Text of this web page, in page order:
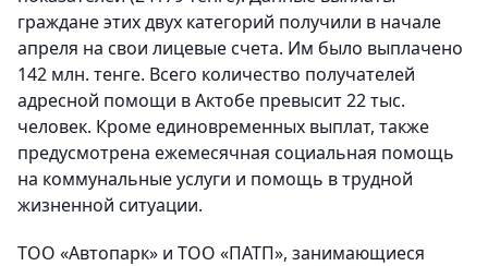
граждане этих двух категорий получили в начале
апреля на свои лицевые счета. Им было выплачено
142 млн. тенге. Всего количество получателей
адресной помощи в Актобе превысит 22 тыс.
человек. Кроме единовременных выплат, также
предусмотрена ежемесячная социальная помощь
на коммунальные услуги и помощь в трудной
жизненной ситуации.
ТОО «Автопарк» и ТОО «ПАТП», занимающиеся